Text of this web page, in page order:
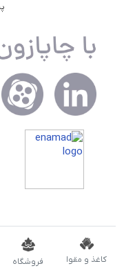
کاغذ و مقوا فروشگاهتمام حقوق مادی و